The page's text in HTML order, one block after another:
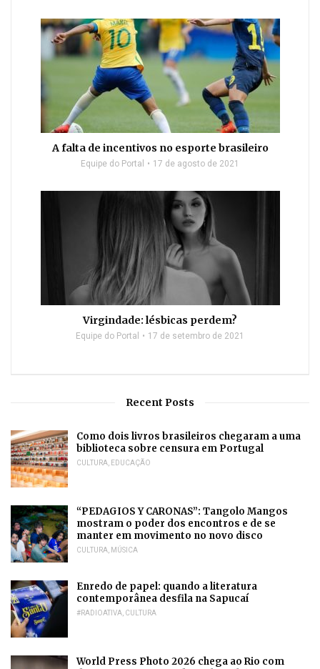
A falta de incentivos no esporte brasileiro
Equipe do Portal 17 de agosto de 2021
Virgindade: lésbicas perdem?
Equipe do Portal 17 de setembro de 2021
Recent Posts
Como dois livros brasileiros chegaram a uma
biblioteca sobre censura em Portugal
CULTURA EDUCAÇÃO
“PEDAGIOS Y CARONAS”: Tangolo Mangos
mostram o poder dos encontros e de se
manter em movimento no novo disco
CULTURA MÚSICA
Enredo de papel: quando a literatura
contemporânea desfila na Sapucaí
#RADIOATIVA CULTURA
World Press Photo 2026 chega ao Rio com